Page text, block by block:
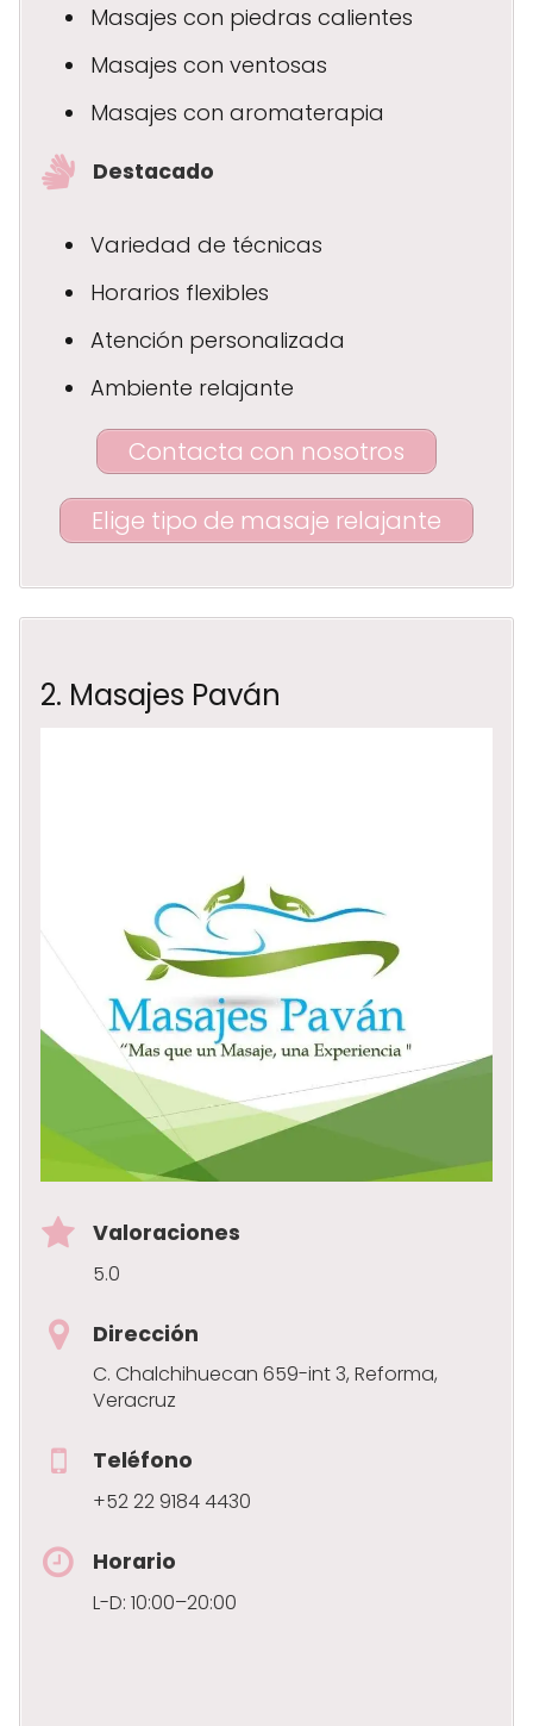
Masajes con piedras calientes
Masajes con ventosas
Masajes con aromaterapia
Destacado
Variedad de técnicas
Horarios flexibles
Atención personalizada
Ambiente relajante
Contacta con nosotros
Elige tipo de masaje relajante
2. Masajes Paván
Valoraciones
5.0
Dirección
C. Chalchihuecan 659-int 3, Reforma,
Veracruz
Teléfono
+52 22 9184 4430
Horario
L-D: 10:00–20:00